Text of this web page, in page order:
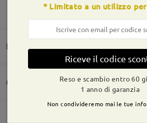
Informazioni sulla
Stupendi!
Silvia Bondi
MOSTRA DI PIÙ
Domande e risposte(1)
Consegna
Rivestimento per lenti antigraffio
* Limitato a un utilizzo
Riceve il codice
Reso e scambio entro 60
1 anno di garanzia
Non condivideremo mai le tue